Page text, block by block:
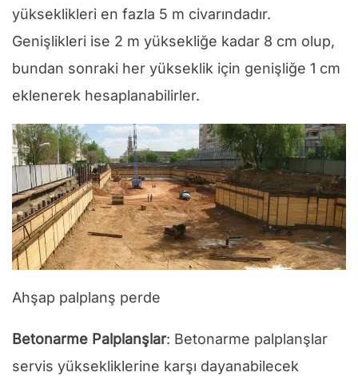
yükseklikleri en fazla 5 m civarındadır.
Genişlikleri ise 2 m yüksekliğe kadar 8 cm olup,
bundan sonraki her yükseklik için genişliğe 1 cm
eklenerek hesaplanabilirler.
Ahşap palplanş perde
Betonarme Palplanşlar: Betonarme palplanşlar
servis yüksekliklerine karşı dayanabilecek